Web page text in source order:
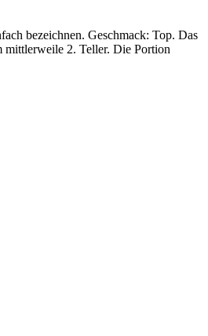
bezeichnen. Geschmack: Top. Das
mittlerweile 2. Teller. Die Portion